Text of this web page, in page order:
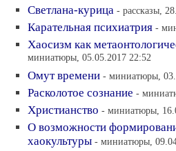
Светлана-курица - рассказы,
Карательная психиатрия -
Хаосизм как
миниатюры, 05.05.2017 22:52
Омут времени - миниатюры,
Расколотое сознание -
Христианство - миниатюры,
О возможности
хаокультуры - миниатюры,